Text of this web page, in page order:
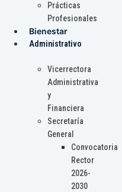
Prácticas
Profesionales
Bienestar
Administrativo
Vicerrectora
Administrativa
y
Financiera
Secretaría
General
Convocatoria
Rector
2026-
2030